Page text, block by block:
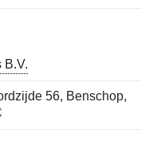
B.V.
56, Benschop,